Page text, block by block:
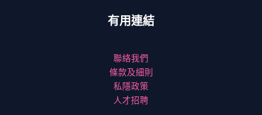
有用連結
聯絡我們
條款及細則
私隱政策
人才招聘